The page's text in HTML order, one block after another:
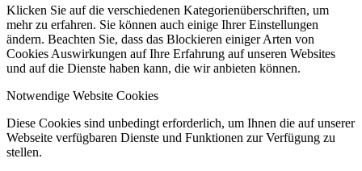
Klicken Sie auf die verschiedenen Kategorienüberschriften, um
mehr zu erfahren. Sie können auch einige Ihrer Einstellungen
ändern. Beachten Sie, dass das Blockieren einiger Arten von
Cookies Auswirkungen auf Ihre Erfahrung auf unseren Websites
und auf die Dienste haben kann, die wir anbieten können.
Notwendige Website Cookies
Diese Cookies sind unbedingt erforderlich, um Ihnen die auf unserer
Webseite verfügbaren Dienste und Funktionen zur Verfügung zu
stellen.